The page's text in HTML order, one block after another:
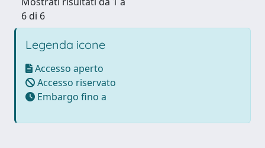
6 di 6
Legenda icone
Accesso aperto
Accesso riservato
Embargo fino a